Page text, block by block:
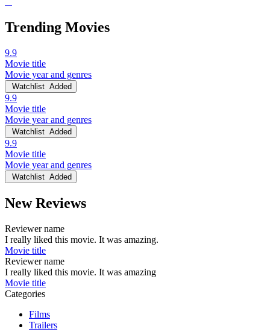
Trending Movies
9.9
Movie title
Movie year and genres
Watchlist Added
9.9
Movie title
Movie year and genres
Watchlist Added
9.9
Movie title
Movie year and genres
Watchlist Added
New Reviews
Reviewer name
I really liked this movie. It was amazing.
Movie title
Reviewer name
I really liked this movie. It was amazing
Movie title
Categories
Films
Trailers